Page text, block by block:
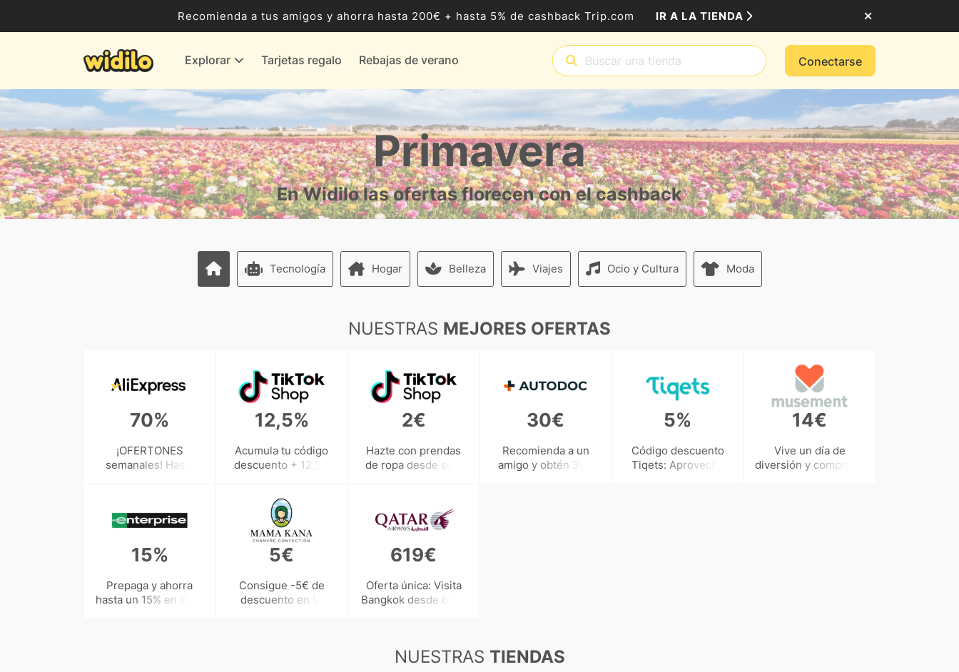
Recomienda a tus amigos y ahorra hasta 200€ + hasta 5% de cashback Trip.com IR A LA TIENDA
Explorar Tarjetas regalo Rebajas de verano Conectarse
Ocio, Entretenimiento y Cultura
Proveedores de gas y energía
Bancos y Seguros
Todas las tiendas
Primavera
En Widilo las ofertas florecen con el cashback
Tecnología Hogar Belleza Viajes Ocio y Cultura Moda
NUESTRAS MEJORES OFERTAS
70%
¡OFERTONES
semanales! Hasta
semanalmente
12,5%
Acumula tu código
descuento + 12,5%
2€
Hazte con prendas
de ropa desde solo
30€
Recomienda a un
amigo y obtén 30€
5%
Código descuento
Tiqets: Aprovecha
14€
Vive un día de
diversión y compra tu
15%
Prepaga y ahorra
hasta un 15% en línea
5€
Consigue -5€ de
descuento en tu
619€
Oferta única: Visita
Bangkok desde 619€
NUESTRAS TIENDAS